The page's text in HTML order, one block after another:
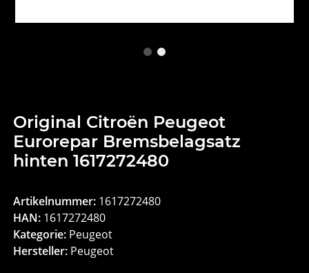
Original Citroën Peugeot
Eurorepar Bremsbelagsatz
hinten 1617272480
Artikelnummer: 1617272480
HAN: 1617272480
Kategorie: Peugeot
Hersteller: Peugeot